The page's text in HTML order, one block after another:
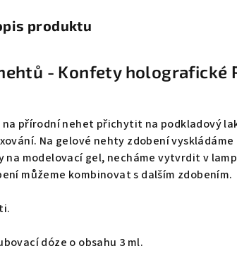
produktu
- Konfety holografické
na přírodní nehet přichytit na podkladový
Na gelové nehty zdobení
na modelovací gel, necháme vytvrdit v
můžeme kombinovat s dalším zdobením.
dóze o obsahu 3 ml.